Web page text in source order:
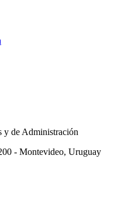
y de Administración
- Montevideo, Uruguay